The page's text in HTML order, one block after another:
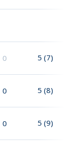
0 5 (7)
0 5 (8)
0 5 (9)